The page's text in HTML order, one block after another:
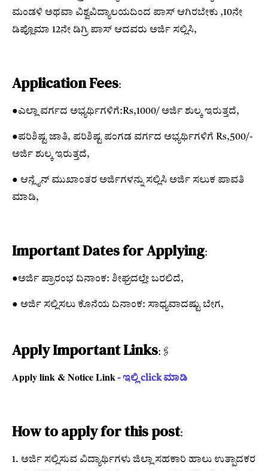
ಮಂಡಳಿ ಅಥವಾ ವಿಶ್ವವಿದ್ಯಾಲಯದಿಂದ ಪಾಸ್ ಆಗಿರಬೇಕು ,10ನೇ
ಡಿಪ್ಲೊಮಾ 12ನೇ ಡಿಗ್ರಿ ಪಾಸ್ ಆದವರು ಅರ್ಜಿ ಸಲ್ಲಿಸಿ,
Application Fees:
●ಎಲ್ಲಾ ವರ್ಗದ ಅಭ್ಯರ್ಥಿಗಳಿಗೆ:Rs,1000/ ಅರ್ಜಿ ಶುಲ್ಕ ಇರುತ್ತದೆ,
●ಪರಿಶಿಷ್ಟ ಜಾತಿ, ಪರಿಶಿಷ್ಟ ಪಂಗಡ ವರ್ಗದ ಅಭ್ಯರ್ಥಿಗಳಿಗೆ Rs,500/-
ಅರ್ಜಿ ಶುಲ್ಕ ಇರುತ್ತದೆ,
● ಆನ್ಲೈನ್ ಮುಖಾಂತರ ಅರ್ಜಿಗಳನ್ನು ಸಲ್ಲಿಸಿ ಅರ್ಜಿ ಸಲುಕ ಪಾವತಿ
ಮಾಡಿ,
Important Dates for Applying:
●ಅರ್ಜಿ ಪ್ರಾರಂಭ ದಿನಾಂಕ: ಶೀಘ್ರದಲ್ಲೇ ಬರಲಿದೆ,
● ಅರ್ಜಿ ಸಲ್ಲಿಸಲು ಕೊನೆಯ ದಿನಾಂಕ: ಸಾಧ್ಯವಾದಷ್ಟು ಬೇಗ,
Apply Important Links:🖇
Apply link & Notice Link- ಇಲ್ಲಿ click ಮಾಡಿ
How to apply for this post:
1. ಅರ್ಜಿ ಸಲ್ಲಿಸುವ ವಿದ್ಯಾರ್ಥಿಗಳು ಜಿಲ್ಲಾ ಸಹಕಾರಿ ಹಾಲು ಉತ್ಪಾದಕರ